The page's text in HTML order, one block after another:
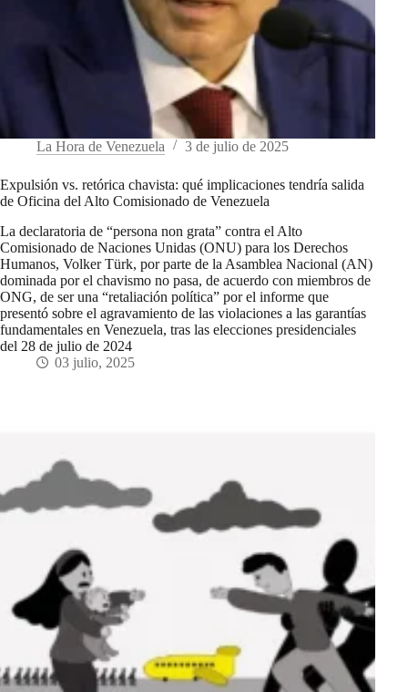
La Hora de Venezuela 3 de julio de 2025
Expulsión vs. retórica chavista: qué implicaciones tendría salida
de Oficina del Alto Comisionado de Venezuela
La declaratoria de “persona non grata” contra el Alto
Comisionado de Naciones Unidas (ONU) para los Derechos
Humanos, Volker Türk, por parte de la Asamblea Nacional (AN)
dominada por el chavismo no pasa, de acuerdo con miembros de
ONG, de ser una “retaliación política” por el informe que
presentó sobre el agravamiento de las violaciones a las garantías
fundamentales en Venezuela, tras las elecciones presidenciales
del 28 de julio de 2024
03 julio, 2025